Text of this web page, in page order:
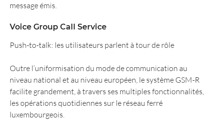
message émis.
Voice Group Call Service
Push-to-talk: les utilisateurs parlent à tour de rôle
Outre l’uniformisation du mode de communication au
niveau national et au niveau européen, le système GSM-R
facilite grandement, à travers ses multiples fonctionnalités,
les opérations quotidiennes sur le réseau ferré
luxembourgeois.